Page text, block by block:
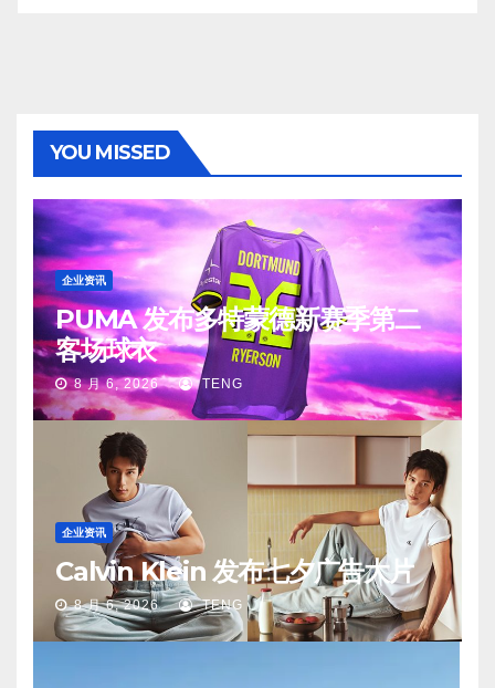
YOU MISSED
企业资讯
PUMA 发布多特蒙德新赛季第二
客场球衣
8 月 6, 2026 TENG
企业资讯
Calvin Klein 发布七夕广告大片
8 月 6, 2026 TENG